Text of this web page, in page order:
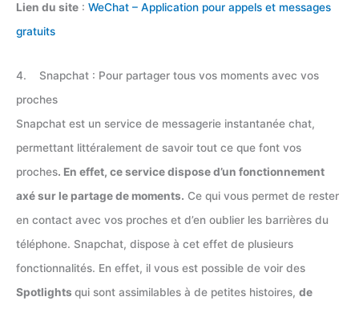
Lien du site : WeChat – Application pour appels et messages
gratuits
4. Snapchat : Pour partager tous vos moments avec vos
proches
Snapchat est un service de messagerie instantanée chat,
permettant littéralement de savoir tout ce que font vos
proches. En effet, ce service dispose d’un fonctionnement
axé sur le partage de moments. Ce qui vous permet de rester
en contact avec vos proches et d’en oublier les barrières du
téléphone. Snapchat, dispose à cet effet de plusieurs
fonctionnalités. En effet, il vous est possible de voir des
Spotlights qui sont assimilables à de petites histoires, de